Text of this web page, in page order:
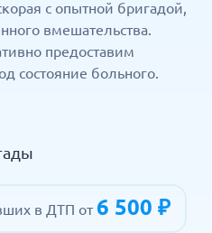
с опытной бригадой,
вмешательства.
предоставим
состояние больного.
в ДТП от 6 500 ₽